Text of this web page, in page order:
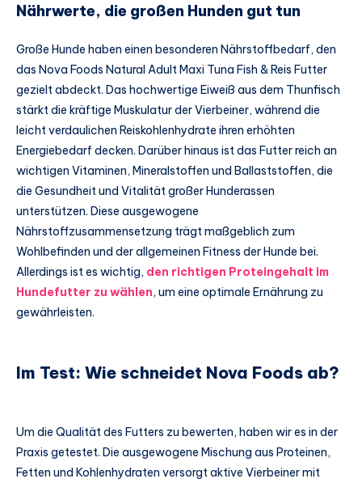
Nährwerte, die großen Hunden gut tun
Große Hunde haben einen besonderen Nährstoffbedarf, den
das Nova Foods Natural Adult Maxi Tuna Fish & Reis Futter
gezielt abdeckt. Das hochwertige Eiweiß aus dem Thunfisch
stärkt die kräftige Muskulatur der Vierbeiner, während die
leicht verdaulichen Reiskohlenhydrate ihren erhöhten
Energiebedarf decken. Darüber hinaus ist das Futter reich an
wichtigen Vitaminen, Mineralstoffen und Ballaststoffen, die
die Gesundheit und Vitalität großer Hunderassen
unterstützen. Diese ausgewogene
Nährstoffzusammensetzung trägt maßgeblich zum
Wohlbefinden und der allgemeinen Fitness der Hunde bei.
Allerdings ist es wichtig, den richtigen Proteingehalt im
Hundefutter zu wählen, um eine optimale Ernährung zu
gewährleisten.
Im Test: Wie schneidet Nova Foods ab?
Um die Qualität des Futters zu bewerten, haben wir es in der
Praxis getestet. Die ausgewogene Mischung aus Proteinen,
Fetten und Kohlenhydraten versorgt aktive Vierbeiner mit